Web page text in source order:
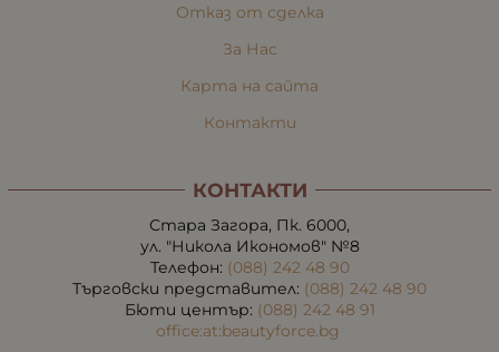
Отказ от сделка
За Нас
Карта на сайта
Контакти
КОНТАКТИ
Стара Загора, Пк. 6000,
ул. "Никола Икономов" №8
Телефон: (088) 242 48 90
Търговски представител: (088) 242 48 90
Бюти център: (088) 242 48 91
office:at:beautyforce.bg